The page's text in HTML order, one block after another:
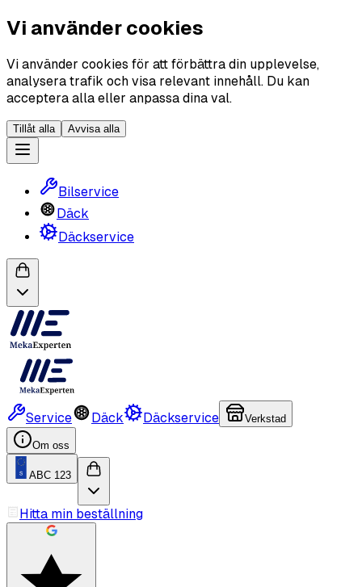
Vi använder cookies
Vi använder cookies för att förbättra din upplevelse,
analysera trafik och visa relevant innehåll. Du kan
acceptera alla eller anpassa dina val.
Tillåt alla Avvisa alla
Bilservice
Däck
Däckservice
Service Däck Däckservice Verkstad
Om oss
ABC 123
Hitta min beställning